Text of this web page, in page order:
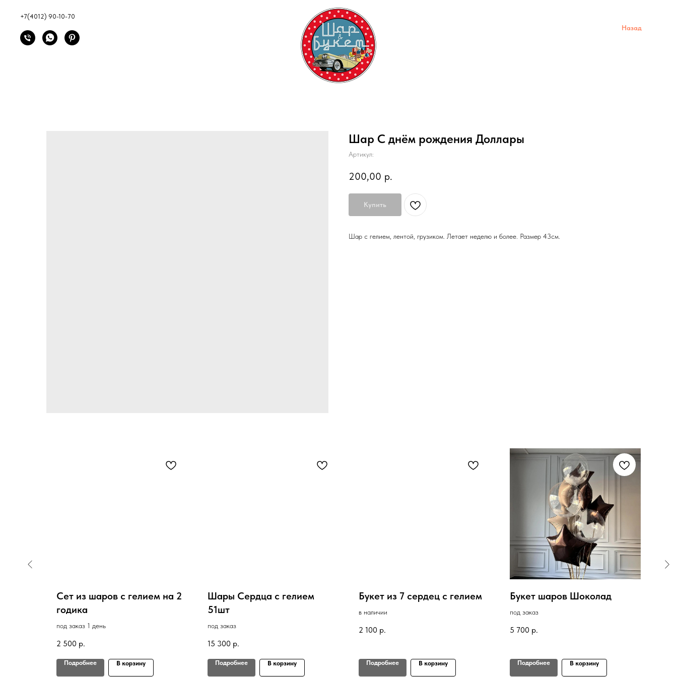
+7(4012) 90-10-70
Назад
Шар С днём рождения Доллары
Артикул:
200,00 р.
Купить
Шар с гелием, лентой, грузиком. Летает неделю и более. Размер 43см.
Сет из шаров с гелием на 2
годика
под заказ 1 день
2 500 р.
Подробнее В корзину
Шары Сердца с гелием
51шт
под заказ
15 300 р.
Подробнее В корзину
Букет из 7 сердец с гелием
в наличии
2 100 р.
Подробнее В корзину
Букет шаров Шоколад
под заказ
5 700 р.
Подробнее В корзину